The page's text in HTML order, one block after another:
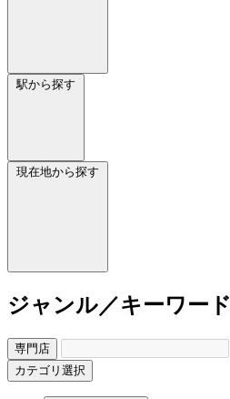
駅から探す
現在地から探す
ジャンル／キーワード
専門店
カテゴリ選択